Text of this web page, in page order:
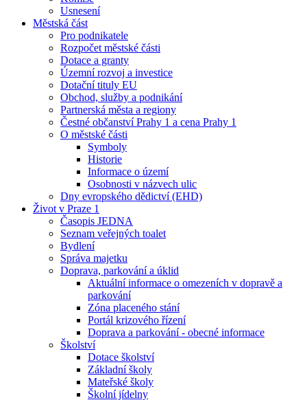
Usnesení
Městská část
Pro podnikatele
Rozpočet městské části
Dotace a granty
Územní rozvoj a investice
Dotační tituly EU
Obchod, služby a podnikání
Partnerská města a regiony
Čestné občanství Prahy 1 a cena Prahy 1
O městské části
Symboly
Historie
Informace o území
Osobnosti v názvech ulic
Dny evropského dědictví (EHD)
Život v Praze 1
Časopis JEDNA
Seznam veřejných toalet
Bydlení
Správa majetku
Doprava, parkování a úklid
Aktuální informace o omezeních v dopravě a
parkování
Zóna placeného stání
Portál krizového řízení
Doprava a parkování - obecné informace
Školství
Dotace školství
Základní školy
Mateřské školy
Školní jídelny